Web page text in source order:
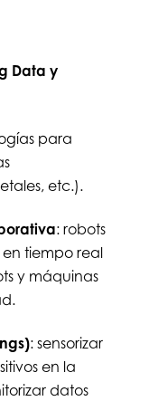
Data y
para
etc.).
: robots
tiempo real
y máquinas
: sensorizar
en la
datos